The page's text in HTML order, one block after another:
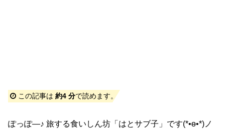
この記事は約4 分で読めます。
ぽっぽ―♪ 旅する食いしん坊「はとサブ子」です(*•ө•*)ノ